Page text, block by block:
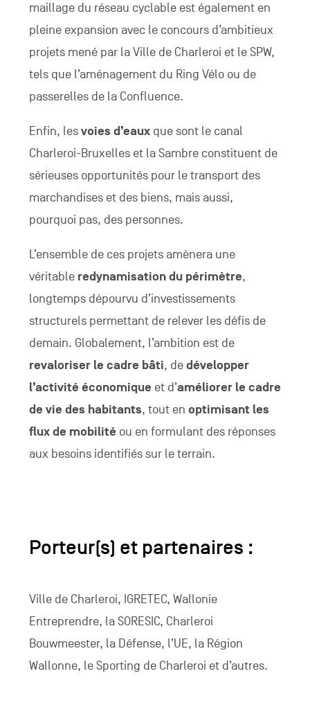
maillage du réseau cyclable est également en
pleine expansion avec le concours d’ambitieux
projets mené par la Ville de Charleroi et le SPW,
tels que l’aménagement du Ring Vélo ou de
passerelles de la Confluence.
Enfin, lesvoies d’eauxque sont le canal
Charleroi-Bruxelles et la Sambre constituent de
sérieuses opportunités pour le transport des
marchandises et des biens, mais aussi,
pourquoi pas, des personnes.
L’ensemble de ces projets amènera une
véritable redynamisation du périmètre,
longtemps dépourvu d’investissements
structurels permettant de relever les défis de
demain. Globalement, l’ambition est de
revaloriser le cadre bâti, dedévelopper
l’activité économique et d’améliorer le cadre
de vie des habitants, tout en optimisant les
flux de mobilité ou en formulant des réponses
aux besoins identifiés sur le terrain.
Porteur(s) et partenaires :
Ville de Charleroi, IGRETEC, Wallonie
Entreprendre, la SORESIC, Charleroi
Bouwmeester, la Défense, l’UE, la Région
Wallonne, le Sporting de Charleroi et d’autres.